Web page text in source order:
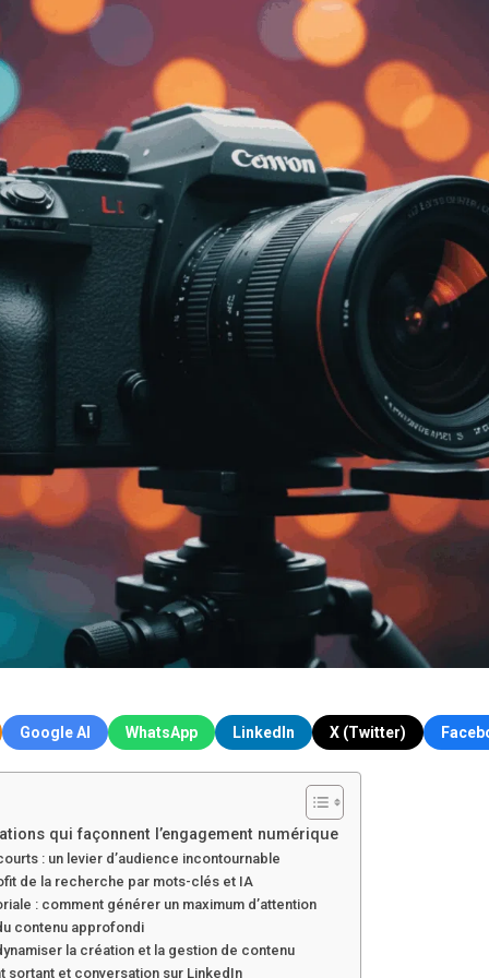
Google AI WhatsApp LinkedIn X (Twitter)
qui façonnent l’engagement numérique
: un levier d’audience incontournable
de la recherche par mots-clés et IA
: comment générer un maximum d’attention
contenu approfondi
la création et la gestion de contenu
sortant et conversation sur LinkedIn